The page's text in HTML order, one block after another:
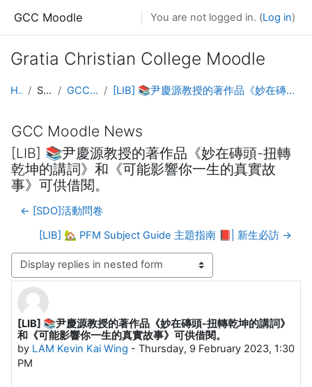
GCC Moodle You are not logged in. (Log in)
Gratia Christian College Moodle
Home Site pages GCC Moodle News [LIB] 📚尹慶源教授的著作品《妙在磚頭-扭轉乾坤的講詞》和《可能影響你一生的真實故事》可供借閱。
GCC Moodle News
[LIB] 📚尹慶源教授的著作品《妙在磚頭-扭轉
乾坤的講詞》和《可能影響你一生的真實故
事》可供借閱。
← [SDO]活動問卷
[LIB] 🏡 PFM Subject Guide 主題指南 📕| 新生必訪 →
Display mode
[LIB] 📚尹慶源教授的著作品《妙在磚頭-扭轉乾坤的講詞》
和《可能影響你一生的真實故事》可供借閱。
by LAM Kevin Kai Wing - Thursday, 9 February 2023, 1:30
PM
Number of replies: 0